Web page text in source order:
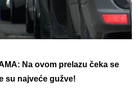
Na ovom prelazu čeka se
su najveće gužve!